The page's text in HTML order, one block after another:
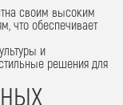
своим высоким
что обеспечивает
и
решения для